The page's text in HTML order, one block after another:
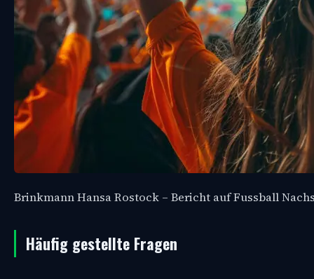
Brinkmann Hansa Rostock – Bericht auf Fussball
Häufig gestellte Fragen